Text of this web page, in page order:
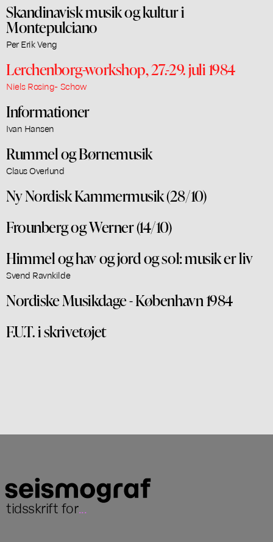
Skandinavisk musik og kultur i
Montepulciano
Per Erik Veng
Lerchenborg-workshop, 27.-29. juli 1984
Niels Rosing- Schow
Informationer
Ivan Hansen
Rummel og Børnemusik
Claus Overlund
Ny Nordisk Kammermusik (28/10)
Frounberg og Werner (14/10)
Himmel og hav og jord og sol: musik er liv
Svend Ravnkilde
Nordiske Musikdage - København 1984
F.U.T. i skrivetøjet
tidsskrift for...